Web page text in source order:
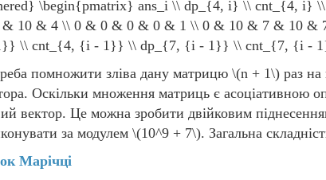
\begin{pmatrix} ans_i \\ dp_{4, i} \\ cnt_{4,
10 & 4 \\ 0 & 0 & 0 & 0 & 1 \\ 0 & 10 & 7 & 10
\\ cnt_{4, {i - 1}} \\ dp_{7, {i - 1}} \\ cnt_{7, {i -
помножити зліва дану матрицю \(n + 1\) раз на
Оскільки множення матриць є асоціативною
вектор. Це можна зробити двійковим
за модулем \(10^9 + 7\). Загальна
Марічці